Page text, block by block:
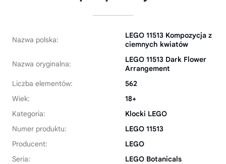
Nazwa polska:
LEGO 11513 Kompozycja z
ciemnych kwiatów
Nazwa oryginalna:
LEGO 11513 Dark Flower
Arrangement
Liczba elementów:
562
Wiek:
18+
Kategoria:
Klocki LEGO
Numer produktu:
LEGO 11513
Producent:
LEGO
Seria:
LEGO Botanicals